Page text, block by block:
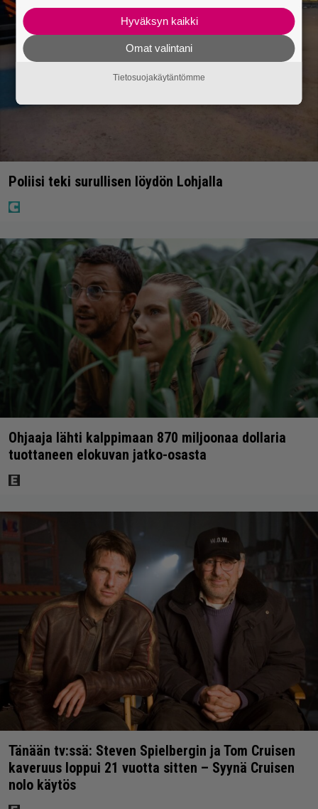
Poliisi teki surullisen löydön Lohjalla
Ohjaaja lähti kalppimaan 870 miljoonaa dollaria
tuottaneen elokuvan jatko-osasta
Tänään tv:ssä: Steven Spielbergin ja Tom Cruisen
kaveruus loppui 21 vuotta sitten – Syynä Cruisen
nolo käytös
Hyväksyn kaikki
Omat valintani
Tietosuojakäytäntömme